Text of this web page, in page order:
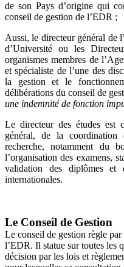
de son Pays d’origine qui
conseil de gestion de l’EDR ;
Aussi, le directeur général de
d’Université ou les
organismes membres de
et spécialiste de l’une des
la gestion et le
délibérations du conseil de
une indemnité de fonction
Le directeur des études est
général, de la coordination
recherche, notamment du
l’organisation des examens,
validation des diplômes et
internationales.
Le Conseil de Gestion
Le conseil de gestion règle
l’EDR. Il statue sur toutes les
décision par les lois et